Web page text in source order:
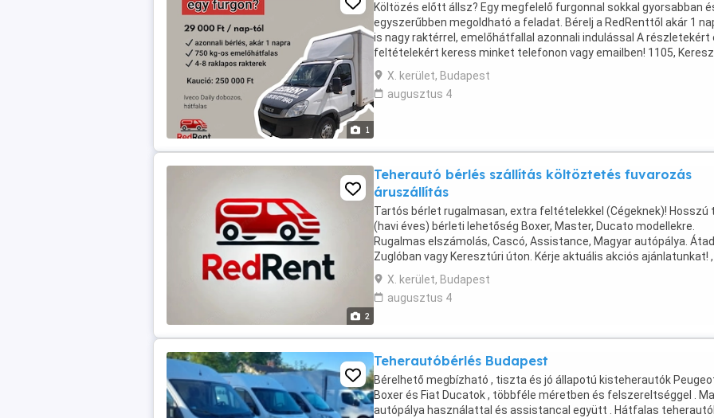
1
Költözés előtt állsz? Egy megfelelő furgonnal sokkal gyorsabban
egyszerűbben megoldható a feladat. Bérelj a RedRenttől akár 1
is nagy raktérrel, emelőhátfallal azonnali indulással A részletekért
feltételekért keress minket telefonon vagy emailben! 1105,
út 134.
X. kerület, Budapest
augusztus 4
2
Teherautó bérlés szállítás költöztetés fuvarozás
áruszállítás
Tartós bérlet rugalmasan, extra feltételekkel (Cégeknek)! Hosszú
(havi éves) bérleti lehetőség Boxer, Master, Ducato modellekre.
Rugalmas elszámolás, Cascó, Assistance, Magyar autópálya.
Zuglóban vagy Keresztúri úton. Kérje aktuális akciós ajánlatunkat! ,
06308771840
X. kerület, Budapest
augusztus 4
Teherautóbérlés Budapest
Bérelhető megbízható , tiszta és jó állapotú kisteherautók
Boxer és Fiat Ducatok , többféle méretben és felszereltséggel .
autópálya használattal és assistancal együtt . Hátfalas